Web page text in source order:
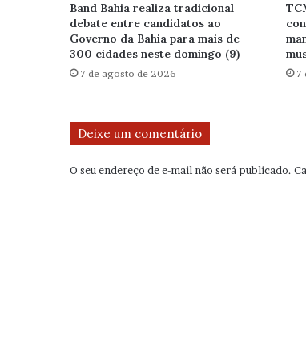
Band Bahia realiza tradicional
debate entre candidatos ao
Governo da Bahia para mais de
300 cidades neste domingo (9)
7 de agosto de 2026 7
Deixe um comentário
O seu endereço de e-mail não será publicado.